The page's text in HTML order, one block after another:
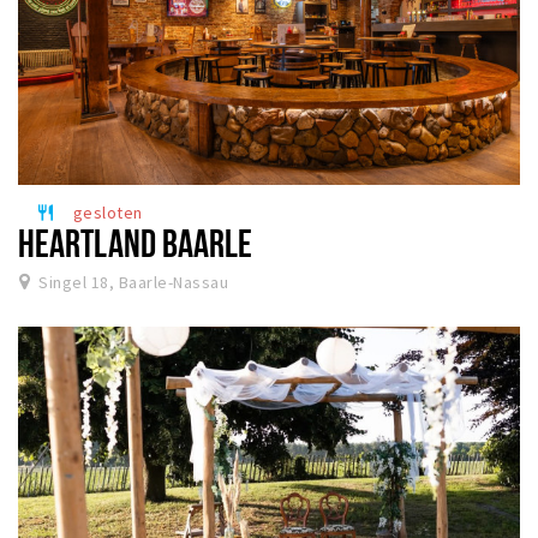
restaurant gesloten
HEARTLAND BAARLE
Singel 18, Baarle-Nassau